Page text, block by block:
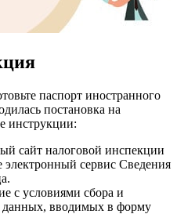
паспорт иностранного
постановка на
инструкции:
сайт налоговой инспекции
электронный сервис Сведения
.
с условиями сбора и
данных, вводимых в форму